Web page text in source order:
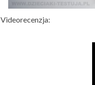
Videorecenzja: